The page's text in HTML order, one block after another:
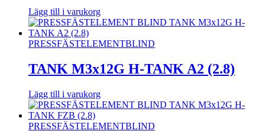
Lägg till i varukorg
PRESSFÄSTELEMENTBLIND
TANK M3x12G H-TANK A2 (2.8)
Lägg till i varukorg
PRESSFÄSTELEMENTBLIND